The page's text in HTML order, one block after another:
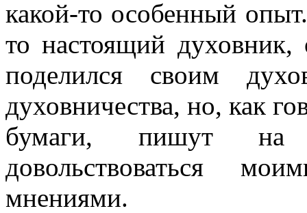
какой-то особенный
то настоящий
поделился своим
духовничества, но, как
бумаги, пишут на
довольствоваться
мнениями.